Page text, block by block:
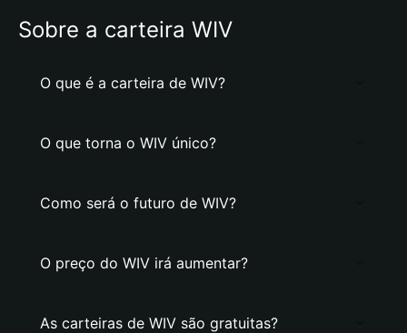
Sobre a carteira WIV
O que é a carteira de WIV?
O que torna o WIV único?
Como será o futuro de WIV?
O preço do WIV irá aumentar?
As carteiras de WIV são gratuitas?